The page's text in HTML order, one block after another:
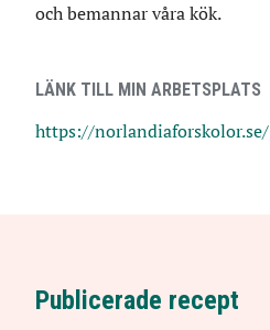
och bemannar våra kök.
LÄNK TILL MIN ARBETSPLATS
https://norlandiaforskolor.se/
Publicerade recept